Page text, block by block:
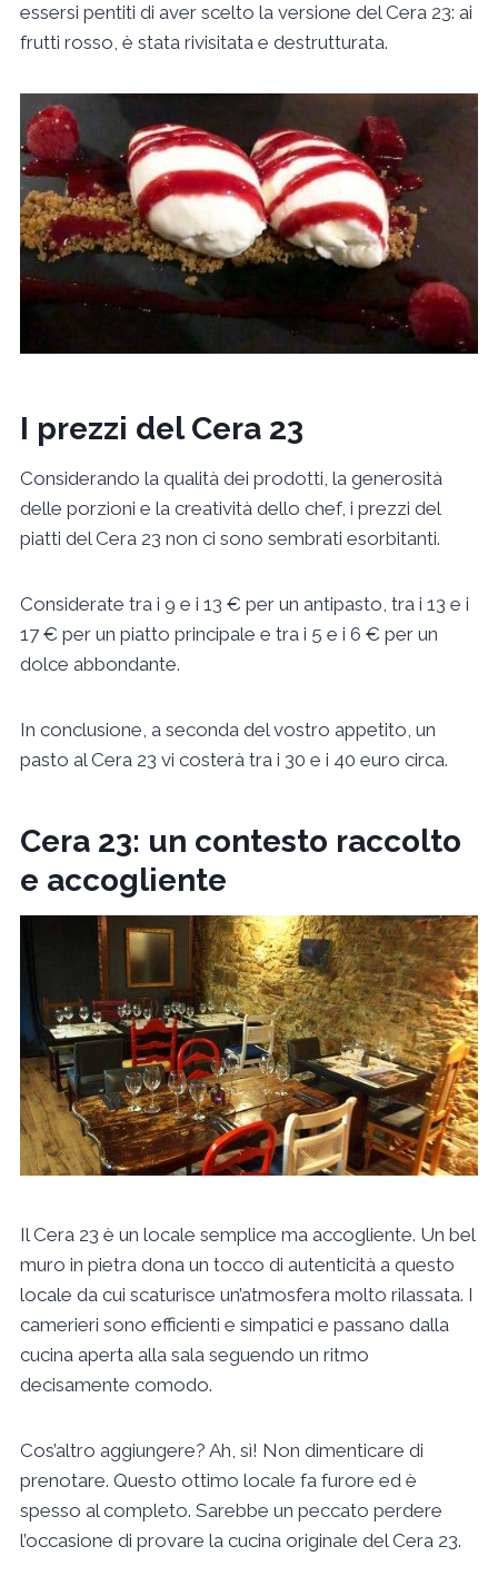
essersi pentiti di aver scelto la versione del Cera 23: ai
frutti rosso, è stata rivisitata e destrutturata.
I prezzi del Cera 23
Considerando la qualità dei prodotti, la generosità
delle porzioni e la creatività dello chef, i prezzi del
piatti del Cera 23 non ci sono sembrati esorbitanti.
Considerate tra i 9 e i 13 € per un antipasto, tra i 13 e i
17 € per un piatto principale e tra i 5 e i 6 € per un
dolce abbondante.
In conclusione, a seconda del vostro appetito, un
pasto al Cera 23 vi costerà tra i 30 e i 40 euro circa.
Cera 23: un contesto raccolto
e accogliente
Il Cera 23 è un locale semplice ma accogliente. Un bel
muro in pietra dona un tocco di autenticità a questo
locale da cui scaturisce un’atmosfera molto rilassata. I
camerieri sono efficienti e simpatici e passano dalla
cucina aperta alla sala seguendo un ritmo
decisamente comodo.
Cos’altro aggiungere? Ah, sì! Non dimenticare di
prenotare. Questo ottimo locale fa furore ed è
spesso al completo. Sarebbe un peccato perdere
l’occasione di provare la cucina originale del Cera 23.